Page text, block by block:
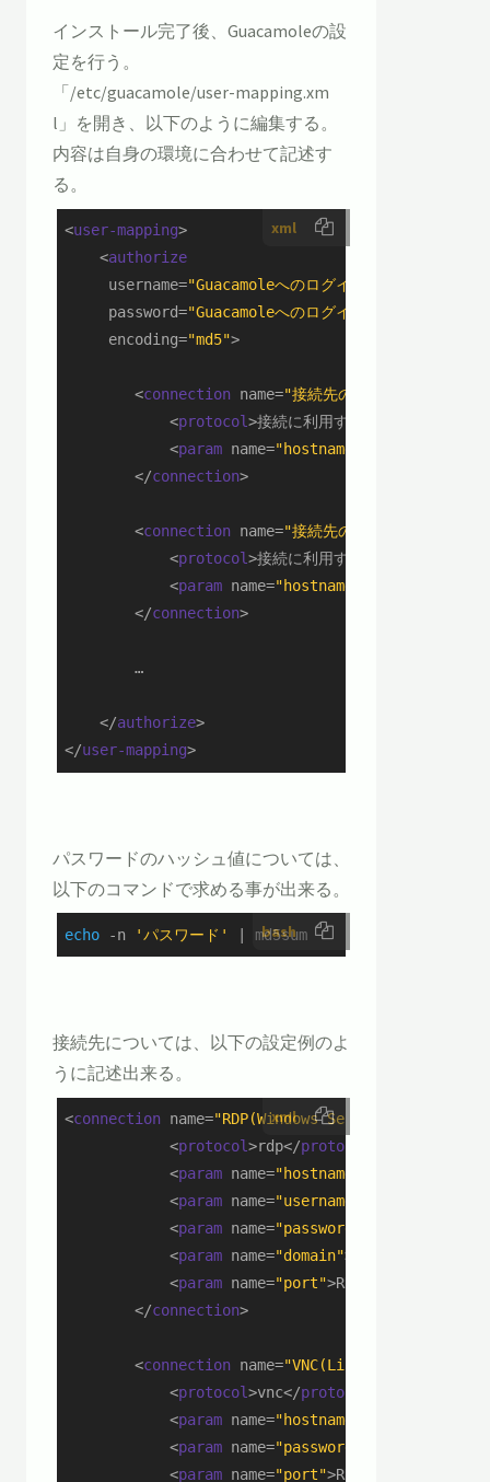
インストール完了後、Guacamoleの設
定を行う。
「/etc/guacamole/user-mapping.xm
l」を開き、以下のように編集する。
内容は自身の環境に合わせて記述す
る。
xml
<user-mapping>
<authorize
username="Guacamoleへのログインユーザ名"
password="Guacamoleへのログインパスワード(ハ
encoding="md5">
<connection name="接続先の名称1"
<protocol>接続に利用するプロトコル
<param name="hostname"
</connection>
<connection name="接続先の名称2"
<protocol>接続に利用するプロトコル
<param name="hostname"
</connection>
        …
</authorize>
</user-mapping>
パスワードのハッシュ値については、
以下のコマンドで求める事が出来る。
bash
echo -n 'パスワード' | md5sum
接続先については、以下の設定例のよ
うに記述出来る。
xml
<connection name="RDP(Windows Server)"
<protocol>rdp</protocol
<param name="hostname"
<param name="username"
<param name="password"
<param name="domain">
<param name="port">RDPで接続するポート
</connection>
<connection name="VNC(Linux Server)"
<protocol>vnc</protocol
<param name="hostname"
<param name="password"
<param name="port">RDPで接続するポート